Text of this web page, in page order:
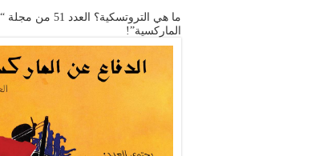
ما هي التروتسكية؟
الماركسية”!